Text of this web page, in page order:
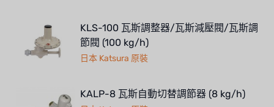
KLS-100 瓦斯調整器/瓦斯減壓閥/瓦斯調
節閥 (100 kg/h)
日本 Katsura 原裝
KALP-8 瓦斯自動切替調節器 (8 kg/h)